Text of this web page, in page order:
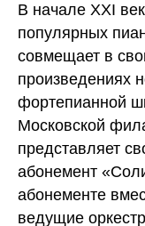
В начале XXI
популярных
совмещает в
произведениях
фортепианной
Московской
представляет
абонемент
абонементе
ведущие